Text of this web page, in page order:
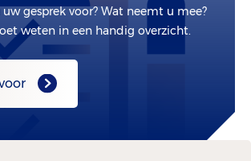
gesprek voor? Wat neemt u mee?
weten in een handig overzicht.